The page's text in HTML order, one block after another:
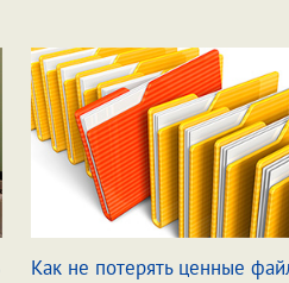
Как не потерять ценные